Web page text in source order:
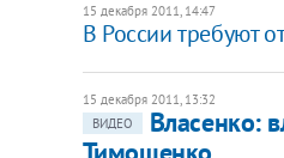
15 декабря 2011, 14:47
В России требуют
15 декабря 2011, 13:32
ВИДЕО
​Власенко: